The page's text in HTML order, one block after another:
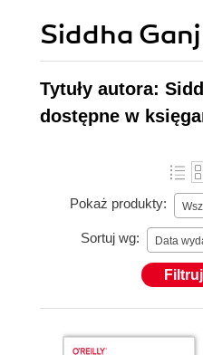
Siddha
Tytuły autora:
dostępne w
Pokaż produkty:
Sortuj wg: Data